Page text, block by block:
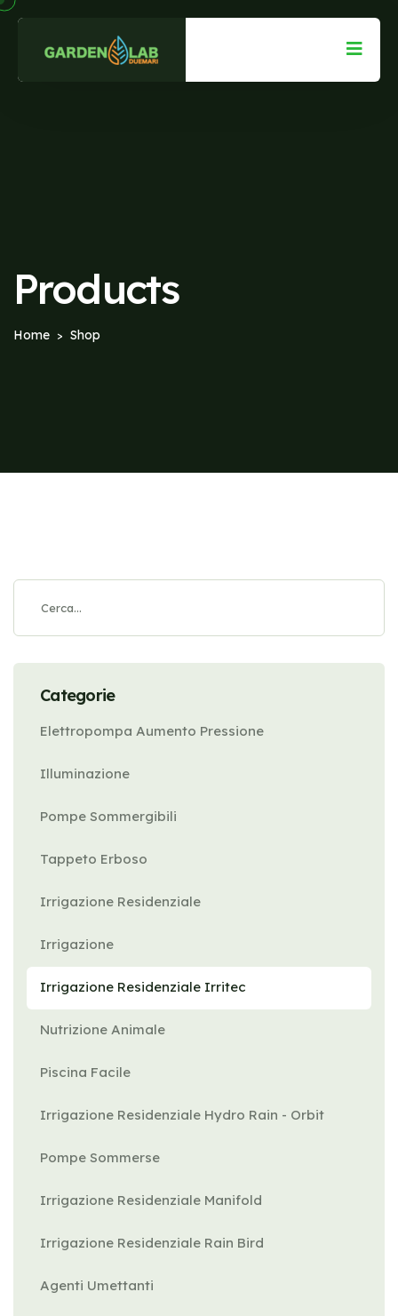
Products
Home > Shop
Categorie
Elettropompa Aumento Pressione
Illuminazione
Pompe Sommergibili
Tappeto Erboso
Irrigazione Residenziale
Irrigazione
Irrigazione Residenziale Irritec
Nutrizione Animale
Piscina Facile
Irrigazione Residenziale Hydro Rain - Orbit
Pompe Sommerse
Irrigazione Residenziale Manifold
Irrigazione Residenziale Rain Bird
Agenti Umettanti